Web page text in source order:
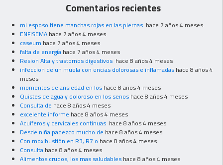
Comentarios recientes
mi esposo tiene manchas rojas en las piernas hace 7 años 4 meses
ENFISEMA hace 7 años 4 meses
caseum hace 7 años 4 meses
falta de energía hace 7 años 4 meses
Resion Alta y trastornos digestivos hace 8 años 4 meses
infeccion de un muela con encias dolorosas e inflamadas hace 8 años 4
meses
momentos de ansiedad en los hace 8 años 4 meses
Quistes de agua y doloroso en los senos hace 8 años 4 meses
Consulta de hace 8 años 4 meses
excelente informe hace 8 años 4 meses
Acuíferos y cervicales continuas hace 8 años 4 meses
Desde niña padezco mucho de hace 8 años 4 meses
Con moxibustión en R3, R7 o hace 8 años 4 meses
Consulta hace 8 años 4 meses
Alimentos crudos, los mas saludables hace 8 años 4 meses